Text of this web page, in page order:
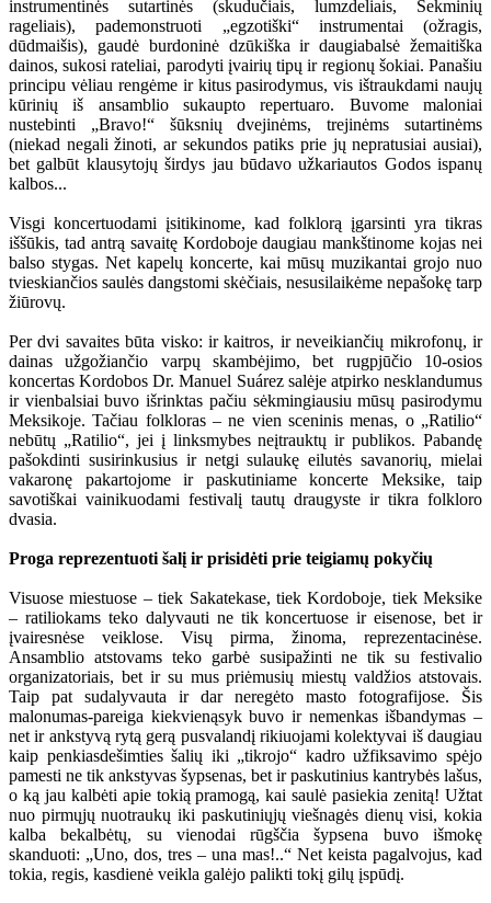
instrumentinės sutartinės (skudučiais, lumzdeliais, Sekminių
rageliais), pademonstruoti „egzotiški“ instrumentai (ožragis,
dūdmaišis), gaudė burdoninė dzūkiška ir daugiabalsė žemaitiška
dainos, sukosi rateliai, parodyti įvairių tipų ir regionų šokiai. Panašiu
principu vėliau rengėme ir kitus pasirodymus, vis ištraukdami naujų
kūrinių iš ansamblio sukaupto repertuaro. Buvome maloniai
nustebinti „Bravo!“ šūksnių dvejinėms, trejinėms sutartinėms
(niekad negali žinoti, ar sekundos patiks prie jų nepratusiai ausiai),
bet galbūt klausytojų širdys jau būdavo užkariautos Godos ispanų
kalbos...
Visgi koncertuodami įsitikinome, kad folklorą įgarsinti yra tikras
iššūkis, tad antrą savaitę Kordoboje daugiau mankštinome kojas nei
balso stygas. Net kapelų koncerte, kai mūsų muzikantai grojo nuo
tvieskiančios saulės dangstomi skėčiais, nesusilaikėme nepašokę tarp
žiūrovų.
Per dvi savaites būta visko: ir kaitros, ir neveikiančių mikrofonų, ir
dainas užgožiančio varpų skambėjimo, bet rugpjūčio 10-osios
koncertas Kordobos Dr. Manuel Suárez salėje atpirko nesklandumus
ir vienbalsiai buvo išrinktas pačiu sėkmingiausiu mūsų pasirodymu
Meksikoje. Tačiau folkloras – ne vien sceninis menas, o „Ratilio“
nebūtų „Ratilio“, jei į linksmybes neįtrauktų ir publikos. Pabandę
pašokdinti susirinkusius ir netgi sulaukę eilutės savanorių, mielai
vakaronę pakartojome ir paskutiniame koncerte Meksike, taip
savotiškai vainikuodami festivalį tautų draugyste ir tikra folkloro
dvasia.
Proga reprezentuoti šalį ir prisidėti prie teigiamų pokyčių
Visuose miestuose – tiek Sakatekase, tiek Kordoboje, tiek Meksike
– ratiliokams teko dalyvauti ne tik koncertuose ir eisenose, bet ir
įvairesnėse veiklose. Visų pirma, žinoma, reprezentacinėse.
Ansamblio atstovams teko garbė susipažinti ne tik su festivalio
organizatoriais, bet ir su mus priėmusių miestų valdžios atstovais.
Taip pat sudalyvauta ir dar neregėto masto fotografijose. Šis
malonumas-pareiga kiekvienąsyk buvo ir nemenkas išbandymas –
net ir ankstyvą rytą gerą pusvalandį rikiuojami kolektyvai iš daugiau
kaip penkiasdešimties šalių iki „tikrojo“ kadro užfiksavimo spėjo
pamesti ne tik ankstyvas šypsenas, bet ir paskutinius kantrybės lašus,
o ką jau kalbėti apie tokią pramogą, kai saulė pasiekia zenitą! Užtat
nuo pirmųjų nuotraukų iki paskutiniųjų viešnagės dienų visi, kokia
kalba bekalbėtų, su vienodai rūgščia šypsena buvo išmokę
skanduoti: „Uno, dos, tres – una mas!..“ Net keista pagalvojus, kad
tokia, regis, kasdienė veikla galėjo palikti tokį gilų įspūdį.